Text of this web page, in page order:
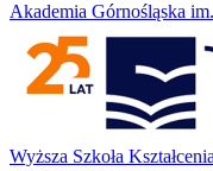
Akademia Górnośląska
Wyższa Szkoła